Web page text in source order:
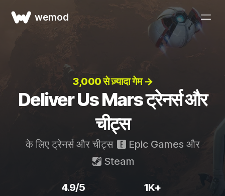
wemod
3,000 से ज़्यादा गेम →
Deliver Us Mars ट्रेनर्स और
चीट्स
के लिए ट्रेनर्स और चीट्स Epic Games और
Steam
4.9/5 1K+